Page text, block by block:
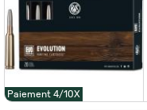
Paiement 4/10X